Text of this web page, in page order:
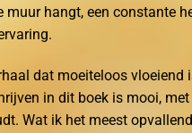
hangt, een constante
dat moeiteloos vloeiend
in dit boek is mooi,
Wat ik het meest